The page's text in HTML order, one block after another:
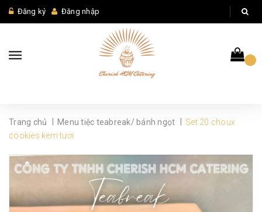
Đăng ký Đăng nhập
Trang chủ Menu tiệc teabreak/ bánh ngọt
Set 20 choux
cookies kem tươi